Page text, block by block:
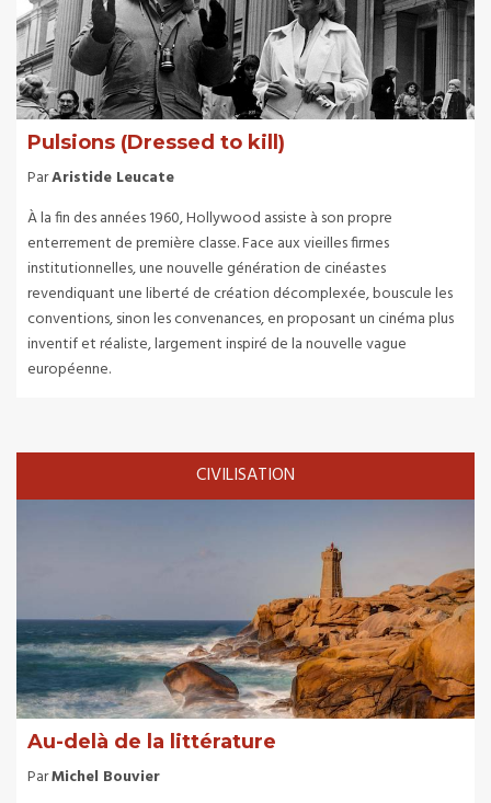
Pulsions (Dressed to kill)
ParAristide Leucate
À la fin des années 1960, Hollywood assiste à son propre
enterrement de première classe. Face aux vieilles firmes
institutionnelles, une nouvelle génération de cinéastes
revendiquant une liberté de création décomplexée, bouscule les
conventions, sinon les convenances, en proposant un cinéma plus
inventif et réaliste, largement inspiré de la nouvelle vague
européenne.
CIVILISATION
Au-delà de la littérature
ParMichel Bouvier